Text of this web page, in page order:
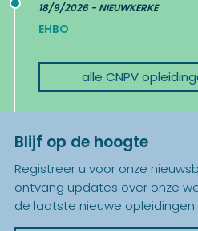
18/9/2026 - NIEUWKERKE
EHBO
alle CNPV
Blijf op de hoogte
Registreer u voor onze
ontvang updates over onze
de laatste nieuwe opleidingen.